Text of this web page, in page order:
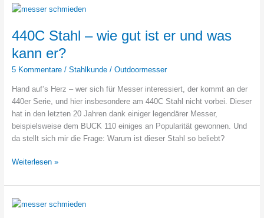
von
440C Stahl – wie gut ist er und was
kann er?
5 Kommentare / Stahlkunde/ Outdoormesser
Hand auf’s Herz – wer sich für Messer interessiert, der kommt an der
440er Serie, und hier insbesondere am 440C Stahl nicht vorbei. Dieser
hat in den letzten 20 Jahren dank einiger legendärer Messer,
beispielsweise dem BUCK 110 einiges an Popularität gewonnen. Und
da stellt sich mir die Frage: Warum ist dieser Stahl so beliebt?
440C
–
wie
Weiterlesen »